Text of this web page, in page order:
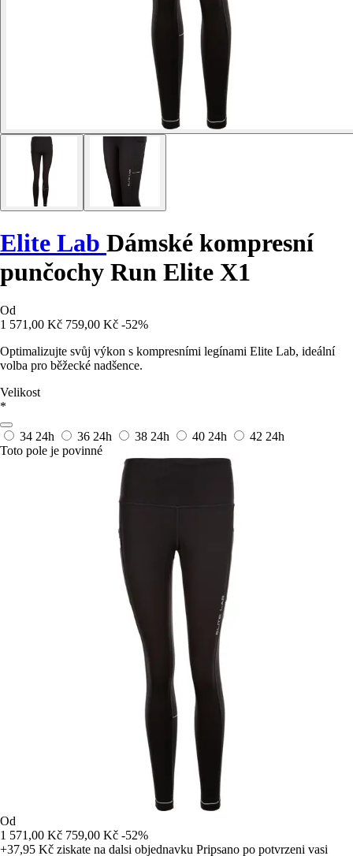
Elite Lab Dámské kompresní
punčochy Run Elite X1
Od
1 571,00 Kč 759,00 Kč -52%
Optimalizujte svůj výkon s kompresními legínami Elite Lab, ideální
volba pro běžecké nadšence.
Velikost
*
34 24h 36 24h 38 24h 40 24h 42 24h
Toto pole je povinné
Od
1 571,00 Kč 759,00 Kč -52%
+37,95 Kč ziskate na dalsi objednavku Pripsano po potvrzeni vasi